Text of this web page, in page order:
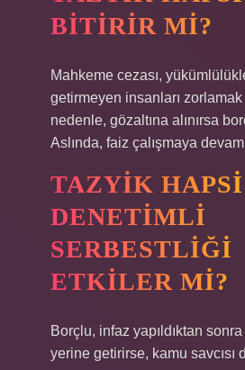
BITIRIR MI?
Mahkeme cezası,
getirmeyen insanları zorlamak
nedenle, gözaltına alınırsa
Aslında, faiz çalışmaya
TAZYIK HAPSI
DENETIMLI
SERBESTLIĞI
ETKILER MI?
Borçlu, infaz yapıldıktan
yerine getirirse, kamu savcısı